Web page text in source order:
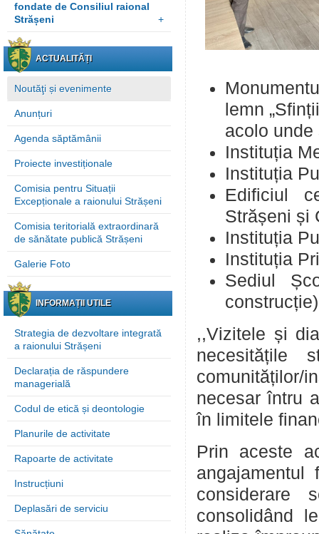
fondate de Consiliul raional
Strășeni
+
ACTUALITĂȚI
Noutăţi și evenimente
Anunțuri
Agenda săptămânii
Proiecte investiționale
Comisia pentru Situații
Excepționale a raionului Strășeni
Comisia teritorială extraordinară
de sănătate publică Strășeni
Galerie Foto
INFORMAȚII UTILE
Strategia de dezvoltare integrată
a raionului Strășeni
Declarația de răspundere
managerială
Codul de etică și deontologie
Planurile de activitate
Rapoarte de activitate
Instrucțiuni
Deplasări de serviciu
lemn
acolo unde
Instituția
Instituția
Edificiul
Strășeni și
Instituția
Instituția
Sediul
construcție)
,,Vizitele și
necesitățile
necesar întru
în limitele
Prin aceste
considerare
consolidând